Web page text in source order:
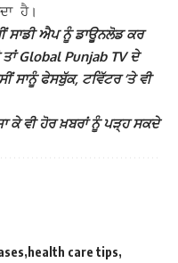
ਹੈ।
ਸਾਡੀ ਐਪ ਨੂੰ ਡਾਊਨਲੋਡ ਕਰ
Global Punjab TV ਦੇ
ਸਾਨੂੰ ਫੇਸਬੁੱਕ, ਟਵਿੱਟਰ ‘ਤੇ ਵੀ
ਕੇ ਵੀ ਹੋਰ ਖ਼ਬਰਾਂ ਨੂੰ ਪੜ੍ਹ ਸਕਦੇ
health care tips